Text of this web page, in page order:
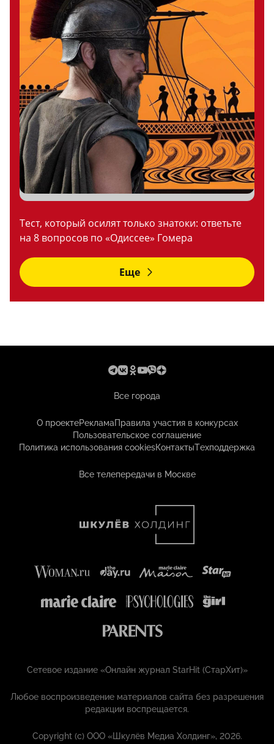
Тест, который осилят только знатоки: ответьте
на 8 вопросов по «Одиссее» Гомера
Еще
Все города
О проектеРекламаПравила участия в конкурсах
Пользовательское соглашение
Политика использования cookiesКонтактыТехподдержка
Все телепередачи в Москве
Сетевое издание «Онлайн журнал StarHit (СтарХит)»
Любое воспроизведение материалов сайта без разрешения
редакции воспрещается.
Copyright (с) ООО «Шкулёв Медиа Холдинг», 2026.